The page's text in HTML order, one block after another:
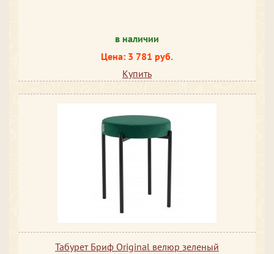
в наличии
Цена: 3 781 руб.
Купить
Табурет Бриф Original велюр зеленый